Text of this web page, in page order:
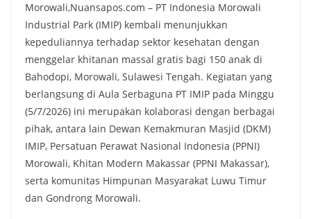
Morowali,Nuansapos.com – PT Indonesia Morowali
Industrial Park (IMIP) kembali menunjukkan
kepeduliannya terhadap sektor kesehatan dengan
menggelar khitanan massal gratis bagi 150 anak di
Bahodopi, Morowali, Sulawesi Tengah. Kegiatan yang
berlangsung di Aula Serbaguna PT IMIP pada Minggu
(5/7/2026) ini merupakan kolaborasi dengan berbagai
pihak, antara lain Dewan Kemakmuran Masjid (DKM)
IMIP, Persatuan Perawat Nasional Indonesia (PPNI)
Morowali, Khitan Modern Makassar (PPNI Makassar),
serta komunitas Himpunan Masyarakat Luwu Timur
dan Gondrong Morowali.